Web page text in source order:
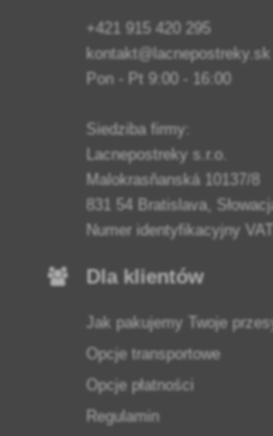
+421 915 420 295
kontakt@lacnepostreky.sk
Pon - Pt 9:00 - 16:00
Siedziba firmy:
Lacnepostreky s.r.o.
Malokrasňanská 10137/8
831 54 Bratislava,
Numer identyfikacyjny
Dla klientów
Jak pakujemy Twoje
Opcje transportowe
Opcje płatności
Regulamin